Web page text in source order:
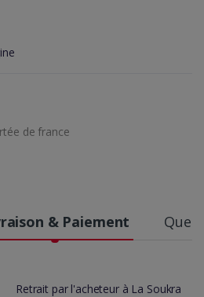
de france
& Paiement
Retrait par l'acheteur à La Soukra